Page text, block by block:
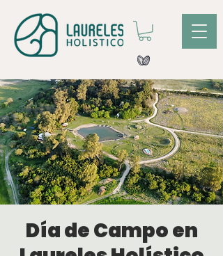
Día de Campo en